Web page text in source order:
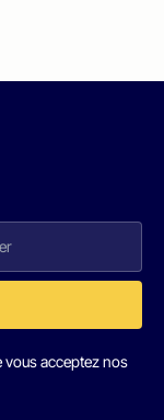
acceptez nos